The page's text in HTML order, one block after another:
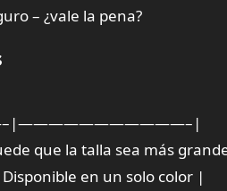
– ¿vale la pena?
que la talla sea más
en un solo color |